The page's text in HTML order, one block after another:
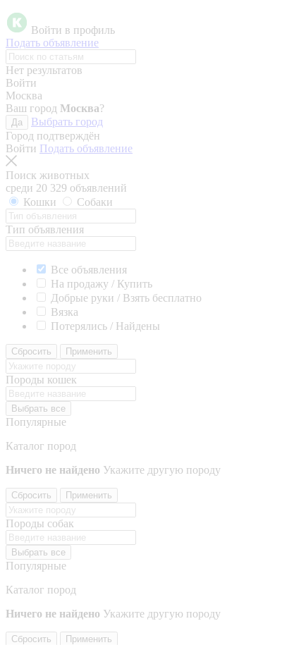
Войти в профиль
Подать объявление
Нет результатов
Войти
Москва
Ваш город Москва?
Да
Выбрать город
Город подтверждён
Войти Подать объявление
Поиск животных
среди 20 329 объявлений
Кошки
Собаки
Тип объявления
Все объявления
На продажу / Купить
Добрые руки / Взять бесплатно
Вязка
Потерялись / Найдены
Сбросить Применить
Породы кошек
Выбрать все
Популярные
Каталог пород
Ничего не найдено Укажите другую породу
Сбросить Применить
Породы собак
Выбрать все
Популярные
Каталог пород
Ничего не найдено Укажите другую породу
Сбросить Применить